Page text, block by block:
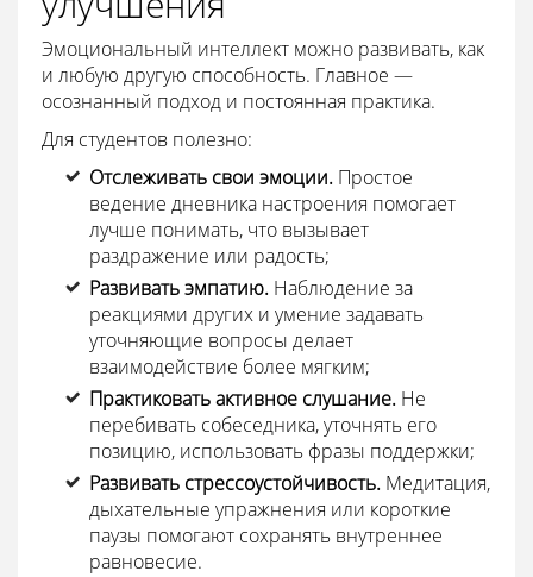
Эмоциональный интеллект можно развивать, как
и любую другую способность. Главное —
осознанный подход и постоянная практика.
Для студентов полезно:
Отслеживать свои эмоции. Простое
ведение дневника настроения помогает
лучше понимать, что вызывает
раздражение или радость;
Развивать эмпатию. Наблюдение за
реакциями других и умение задавать
уточняющие вопросы делает
взаимодействие более мягким;
Практиковать активное слушание. Не
перебивать собеседника, уточнять его
позицию, использовать фразы поддержки;
Развивать стрессоустойчивость. Медитация,
дыхательные упражнения или короткие
паузы помогают сохранять внутреннее
равновесие.